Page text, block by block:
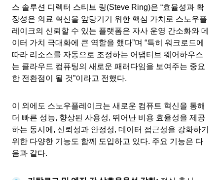
스 솔루션 디렉터 스티브 링(Steve Ring)은 “효율성과 확
장성은 의료 혁신을 앞당기기 위한 핵심 가치로 스노우플
레이크의 신뢰할 수 있는 플랫폼은 자사 운영 간소화와 데
이터 가치 극대화에 큰 역할을 했다”며 “특히 워크로드에
따라 리소스를 자동으로 조정하는 어댑티브 웨어하우스
는 클라우드 컴퓨팅의 새로운 패러다임을 보여주는 중요
한 전환점이 될 것”이라고 전했다.
이 외에도 스노우플레이크는 새로운 컴퓨트 혁신을 통해
더 빠른 성능, 향상된 사용성, 뛰어난 비용 효율성을 제공
하는 동시에, 신뢰성과 안정성, 데이터 접근성을 강화하기
위한 다양한 기능도 함께 도입하고 있다. 주요 기능은 다
음과 같다.